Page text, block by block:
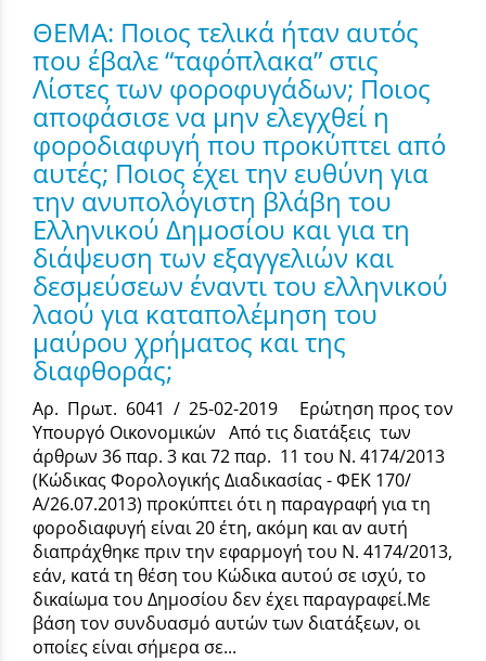
ΘΕΜΑ: Ποιος τελικά ήταν αυτός
που έβαλε “ταφόπλακα” στις
Λίστες των φοροφυγάδων; Ποιος
αποφάσισε να μην ελεγχθεί η
φοροδιαφυγή που προκύπτει από
αυτές; Ποιος έχει την ευθύνη για
την ανυπολόγιστη βλάβη του
Ελληνικού Δημοσίου και για τη
διάψευση των εξαγγελιών και
δεσμεύσεων έναντι του ελληνικού
λαού για καταπολέμηση του
μαύρου χρήματος και της
διαφθοράς;
Αρ. Πρωτ. 6041 / 25-02-2019 Ερώτηση προς τον
Υπουργό Οικονομικών Από τις διατάξεις των
άρθρων 36 παρ. 3 και 72 παρ. 11 του Ν. 4174/2013
(Κώδικας Φορολογικής Διαδικασίας - ΦΕΚ 170/
Α/26.07.2013) προκύπτει ότι η παραγραφή για τη
φοροδιαφυγή είναι 20 έτη, ακόμη και αν αυτή
διαπράχθηκε πριν την εφαρμογή του Ν. 4174/2013,
εάν, κατά τη θέση του Κώδικα αυτού σε ισχύ, το
δικαίωμα του Δημοσίου δεν έχει παραγραφεί.Με
βάση τον συνδυασμό αυτών των διατάξεων, οι
οποίες είναι σήμερα σε...